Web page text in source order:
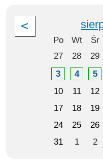
Po Wt Śr
27
28 29
3
4 5
10
11 12
17
18 19
24
25 26
31
1 2